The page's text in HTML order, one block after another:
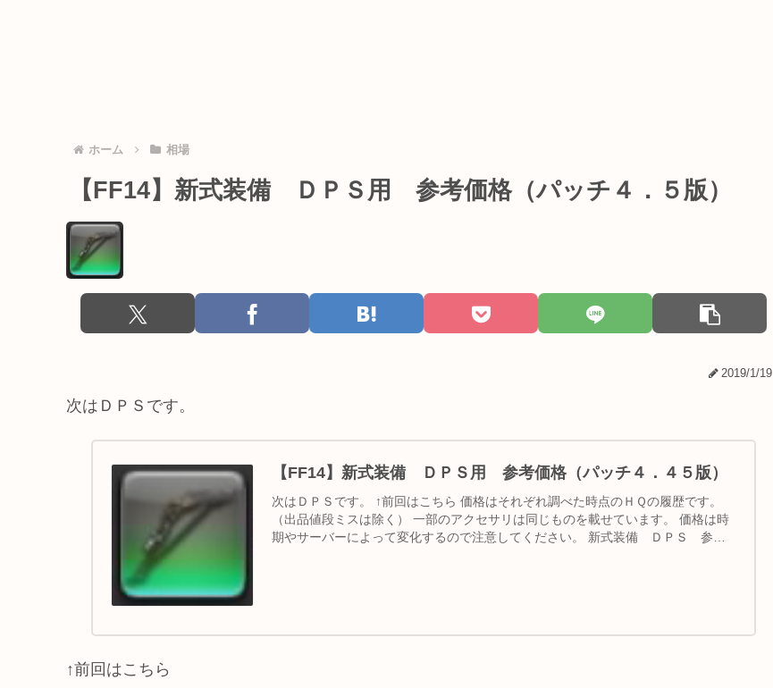
ホーム 相場
【FF14】新式装備 ＤＰＳ用 参考価格（パッチ４．５版）
2019/1/19
次はＤＰＳです。
【FF14】新式装備 ＤＰＳ用 参考価格（パッチ４．４５版）
次はＤＰＳです。 ↑前回はこちら 価格はそれぞれ調べた時点のＨＱの履歴です。
（出品値段ミスは除く） 一部のアクセサリは同じものを載せています。 価格は時
期やサーバーによって変化するので注意してください。 新式装備 ＤＰＳ 参考
↑前回はこちら